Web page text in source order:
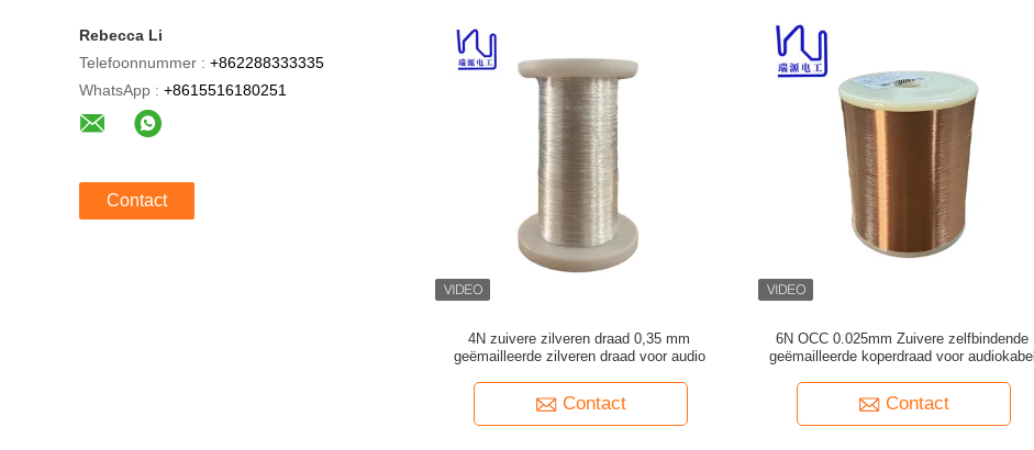
Rebecca Li
Telefoonnummer : +862288333335
WhatsApp : +8615516180251
Contact
4N zuivere zilveren draad 0,35 mm
geëmailleerde zilveren draad voor audio
Contact
6N OCC 0.025mm Zuivere zelfbindende
geëmailleerde koperdraad voor audiokabel
Contact